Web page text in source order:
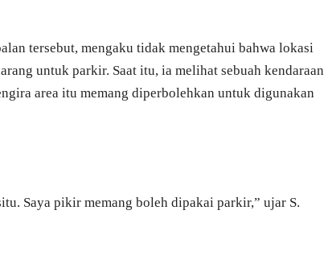
tersebut, mengaku tidak mengetahui bahwa lokasi
untuk parkir. Saat itu, ia melihat sebuah kendaraan
area itu memang diperbolehkan untuk digunakan
Saya pikir memang boleh dipakai parkir,” ujar S.